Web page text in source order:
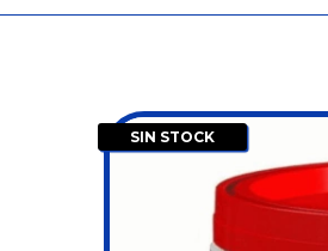
SIN STOCK